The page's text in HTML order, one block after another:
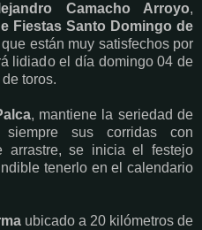
Camacho Arroyo,
Fiestas Santo Domingo de
están muy satisfechos por
lidiado el día domingo 04 de
toros.
, mantiene la seriedad de
siempre sus corridas con
arrastre, se inicia el festejo
tenerlo en el calendario
ubicado a 20 kilómetros de